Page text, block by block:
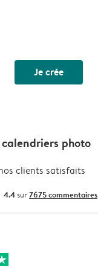
Je crée
photo
clients satisfaits
4.4sur7675 commentaires